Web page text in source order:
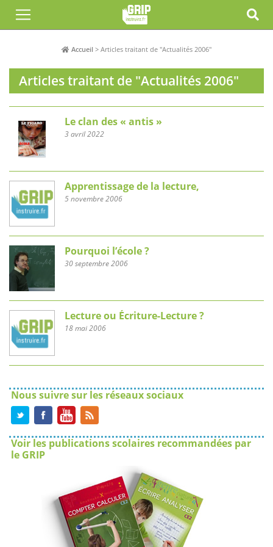
Accueil > Articles traitant de "Actualités 2006"
Articles traitant de "Actualités 2006"
Le clan des « antis »
3 avril 2022
Apprentissage de la lecture,
5 novembre 2006
Pourquoi l’école ?
30 septembre 2006
Lecture ou Écriture-Lecture ?
18 mai 2006
Nous suivre sur les réseaux sociaux
Voir les publications scolaires recommandées par
le GRIP